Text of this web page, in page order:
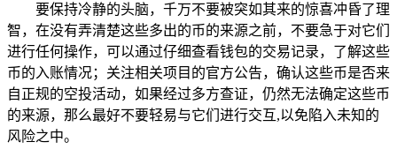
要保持冷静的头脑，千万不要被突如其来的惊喜冲昏了理
智，在没有弄清楚这些多出的币的来源之前，不要急于对它们
进行任何操作，可以通过仔细查看钱包的交易记录，了解这些
币的入账情况；关注相关项目的官方公告，确认这些币是否来
自正规的空投活动，如果经过多方查证，仍然无法确定这些币
的来源，那么最好不要轻易与它们进行交互,以免陷入未知的
风险之中。